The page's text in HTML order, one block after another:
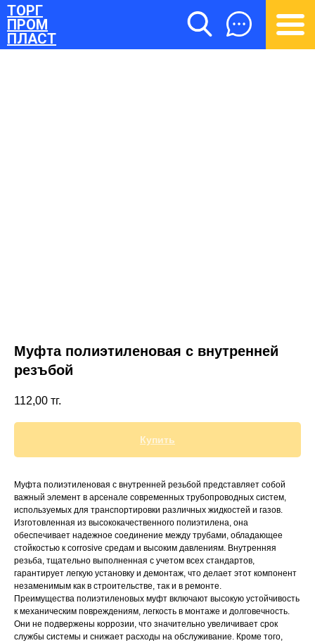
ТОРГ
ПРОМ
ПЛАСТ
(700) 730-70-73
Муфта полиэтиленовая с внутренней
резъбой
112,00 тг.
Купить
Муфта полиэтиленовая с внутренней резьбой представляет собой
важный элемент в арсенале современных трубопроводных систем,
используемых для транспортировки различных жидкостей и газов.
Изготовленная из высококачественного полиэтилена, она
обеспечивает надежное соединение между трубами, обладающее
стойкостью к corrosive средам и высоким давлениям. Внутренняя
резьба, тщательно выполненная с учетом всех стандартов,
гарантирует легкую установку и демонтаж, что делает этот компонент
незаменимым как в строительстве, так и в ремонте.
Преимущества полиэтиленовых муфт включают высокую устойчивость
к механическим повреждениям, легкость в монтаже и долговечность.
Они не подвержены коррозии, что значительно увеличивает срок
службы системы и снижает расходы на обслуживание. Кроме того,